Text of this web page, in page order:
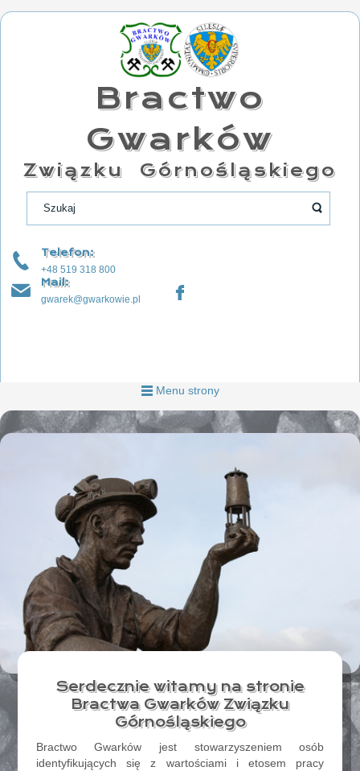
Bractwo
Gwarków
Związku Górnośląskiego
Telefon:
+48 519 318 800
Mail:
gwarek@gwarkowie.pl
Menu strony
Serdecznie witamy na stronie
Bractwa Gwarków Związku
Górnośląskiego
Bractwo Gwarków jest stowarzyszeniem osób
identyfikujących się z wartościami i etosem pracy